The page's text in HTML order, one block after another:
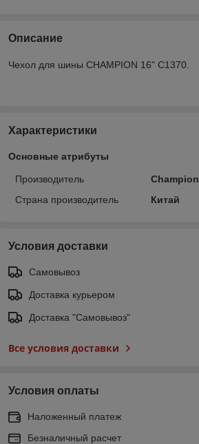
Описание
Чехол для шины CHAMPION 16" C1370.
Характеристики
Основные атрибуты
Производитель
Champion
Страна производитель
Китай
Условия доставки
Самовывоз
Доставка курьером
Доставка "Самовывоз"
Все условия доставки
Условия оплаты
Наложенный платеж
Безналичный расчет